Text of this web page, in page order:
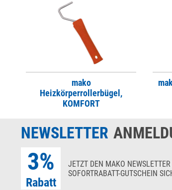
mako
Heizkörperrollerbügel,
KOMFORT
NEWSLETTER
3%
Rabatt
JETZT DEN MAKO
SOFORTRABATT-GUTSCHEIN